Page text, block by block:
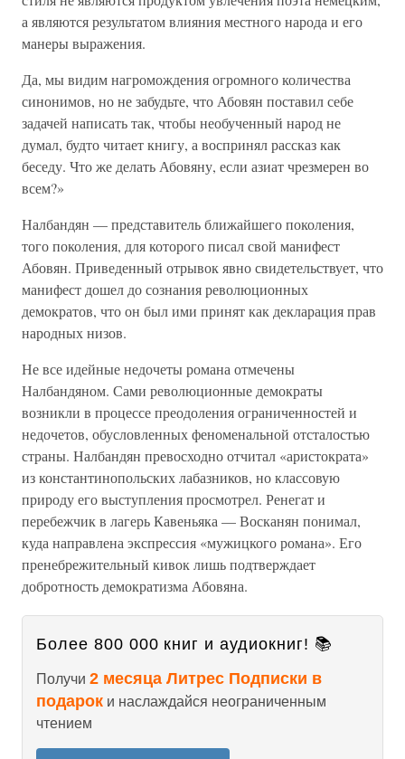
а являются результатом влияния местного народа и его
манеры выражения.
Да, мы видим нагромождения огромного количества
синонимов, но не забудьте, что Абовян поставил себе
задачей написать так, чтобы необученный народ не
думал, будто читает книгу, а воспринял рассказ как
беседу. Что же делать Абовяну, если азиат чрезмерен во
всем?»
Налбандян — представитель ближайшего поколения,
того поколения, для которого писал свой манифест
Абовян. Приведенный отрывок явно свидетельствует, что
манифест дошел до сознания революционных
демократов, что он был ими принят как декларация прав
народных низов.
Не все идейные недочеты романа отмечены
Налбандяном. Сами революционные демократы
возникли в процессе преодоления ограниченностей и
недочетов, обусловленных феноменальной отсталостью
страны. Налбандян превосходно отчитал «аристократа»
из константинопольских лабазников, но классовую
природу его выступления просмотрел. Ренегат и
перебежчик в лагерь Кавеньяка — Восканян понимал,
куда направлена экспрессия «мужицкого романа». Его
пренебрежительный кивок лишь подтверждает
добротность демократизма Абовяна.
Более 800 000 книг и аудиокниг! 📚
Получи 2 месяца Литрес Подписки в
подарок и наслаждайся неограниченным
чтением